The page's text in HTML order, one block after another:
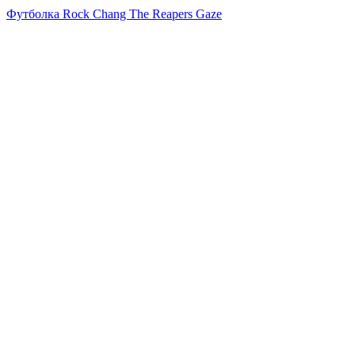
Футболка Rock Chang The Reapers Gaze